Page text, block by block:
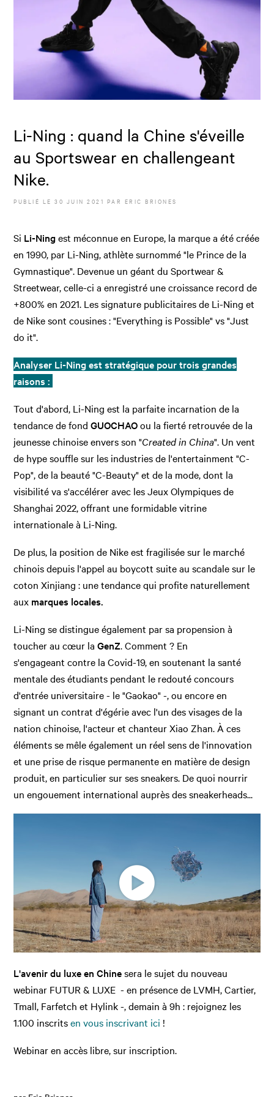
Li-Ning : quand la Chine s'éveille
au Sportswear en challengeant
Nike.
PUBLIÉ LE30 JUIN 2021 PAR ERIC BRIONES
Si Li-Ningest méconnue en Europe, la marque a été créée
en 1990, par Li-Ning, athlète surnommé "le Prince de la
Gymnastique". Devenue un géant du Sportwear &
Streetwear, celle-ci a enregistré une croissance record de
+800% en 2021. Les signature publicitaires de Li-Ning et
de Nike sont cousines : "Everything is Possible" vs "Just
do it".
Analyser Li-Ning est stratégique pour trois grandes
raisons :
Tout d'abord, Li-Ning est la parfaite incarnation de la
tendance de fondGUOCHAOou la fierté retrouvée de la
jeunesse chinoise envers son "Created in China". Un vent
de hype souffle sur les industries de l'entertainment "C-
Pop", de la beauté "C-Beauty" et de la mode, dont la
visibilité va s'accélérer avec les Jeux Olympiques de
Shanghai 2022, offrant une formidable vitrine
internationale à Li-Ning.
De plus, la position de Nike est fragilisée sur le marché
chinois depuis l'appel au boycott suite au scandale sur le
coton Xinjiang : une tendance qui profite naturellement
aux marques locales.
Li-Ning se distingue également par sa propension à
toucher au cœur la GenZ. Comment ? En
s'engageant contre la Covid-19, en soutenant la santé
mentale des étudiants pendant le redouté concours
d'entrée universitaire - le "Gaokao" -, ou encore en
signant un contrat d'égérie avec l'un des visages de la
nation chinoise, l'acteur et chanteur Xiao Zhan. À ces
éléments se mêle également un réel sens de l'innovation
et une prise de risque permanente en matière de design
produit, en particulier sur ses sneakers. De quoi nourrir
un engouement international auprès des sneakerheads...
L'avenir du luxe en Chinesera le sujet du nouveau
webinar FUTUR & LUXE - en présence de LVMH, Cartier,
Tmall, Farfetch et Hylink -, demain à 9h : rejoignez les
1.100 inscritsen vous inscrivant ici !
Webinar en accès libre, sur inscription.